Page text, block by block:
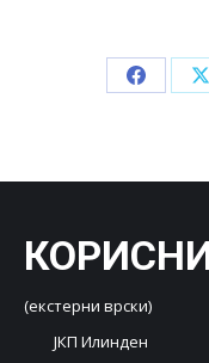
Share
(екстерни врски)
ЈКП Илинден